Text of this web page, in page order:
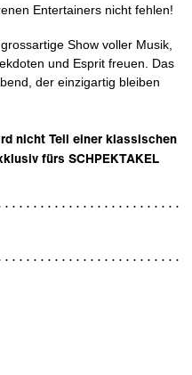
Entertainers nicht fehlen!
Show voller Musik,
und Esprit freuen. Das
der einzigartig bleiben
nicht Teil einer klassischen
fürs SCHPEKTAKEL